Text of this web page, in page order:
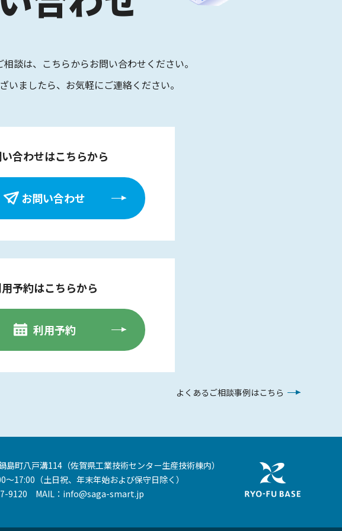
談は、 こちらからお問い合わせください。
いましたら、 お気軽にご連絡ください。
合わせはこちらから
お問い合わせ
予約はこちらから
利用予約
よくあるご相談事例はこちら
島町八戸溝114 （佐賀県工業技術センター生産技術棟内）
～17:00 （土日祝、年末年始および保守日除く）
9120 MAIL： info@saga-smart.jp